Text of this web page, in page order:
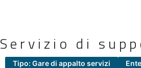
Servizio di
Tipo: Gare di appalto servizi